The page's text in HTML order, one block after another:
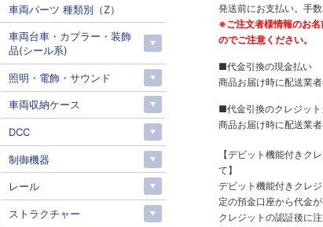
発送前にお支払い。手数
※ご注文者様情報のお
のでご注意ください。
■代金引換の現金払い
商品お届け時に配送業者
■代金引換のクレジッ
商品お届け時に配送業
【デビット機能付きク
て】
デビット機能付きクレ
定の預金口座から代金が
クレジットの認証後に
車両パーツ 種類別（Z）
車両台車・カプラー・装飾
品(シール系)
照明・電飾・サウンド
車両収納ケース
DCC
制御機器
レール
ストラクチャー